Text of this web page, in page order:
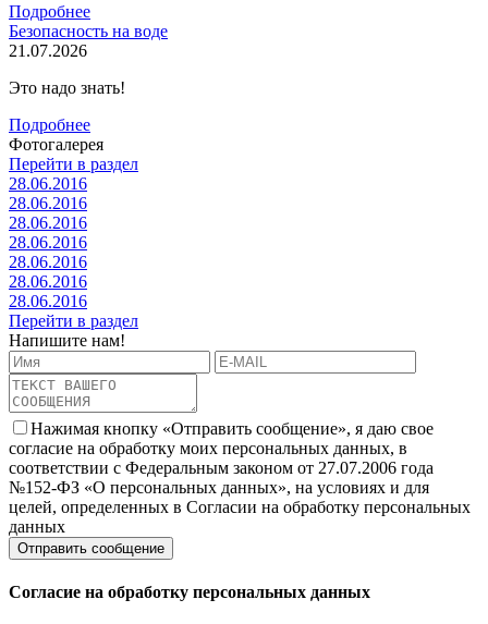
Подробнее
Безопасность на воде
21.07.2026
Это надо знать!
Подробнее
Фотогалерея
Перейти в раздел
28.06.2016
28.06.2016
28.06.2016
28.06.2016
28.06.2016
28.06.2016
28.06.2016
Перейти в раздел
Напишите нам!
Нажимая кнопку «Отправить сообщение», я даю свое
согласие на обработку моих персональных данных, в
соответствии с Федеральным законом от 27.07.2006 года
№152-ФЗ «О персональных данных», на условиях и для
целей, определенных в Согласии на обработку персональных
данных
Согласие на обработку персональных данных